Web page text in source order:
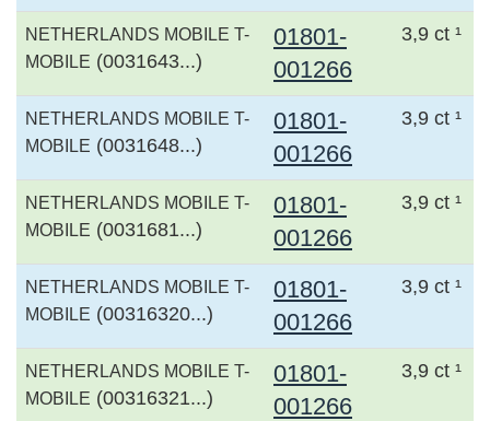
NETHERLANDS MOBILE T-
MOBILE (0031643...)
01801-
001266
3,9 ct ¹
NETHERLANDS MOBILE T-
MOBILE (0031648...)
01801-
001266
3,9 ct ¹
NETHERLANDS MOBILE T-
MOBILE (0031681...)
01801-
001266
3,9 ct ¹
NETHERLANDS MOBILE T-
MOBILE (00316320...)
01801-
001266
3,9 ct ¹
NETHERLANDS MOBILE T-
MOBILE (00316321...)
01801-
001266
3,9 ct ¹